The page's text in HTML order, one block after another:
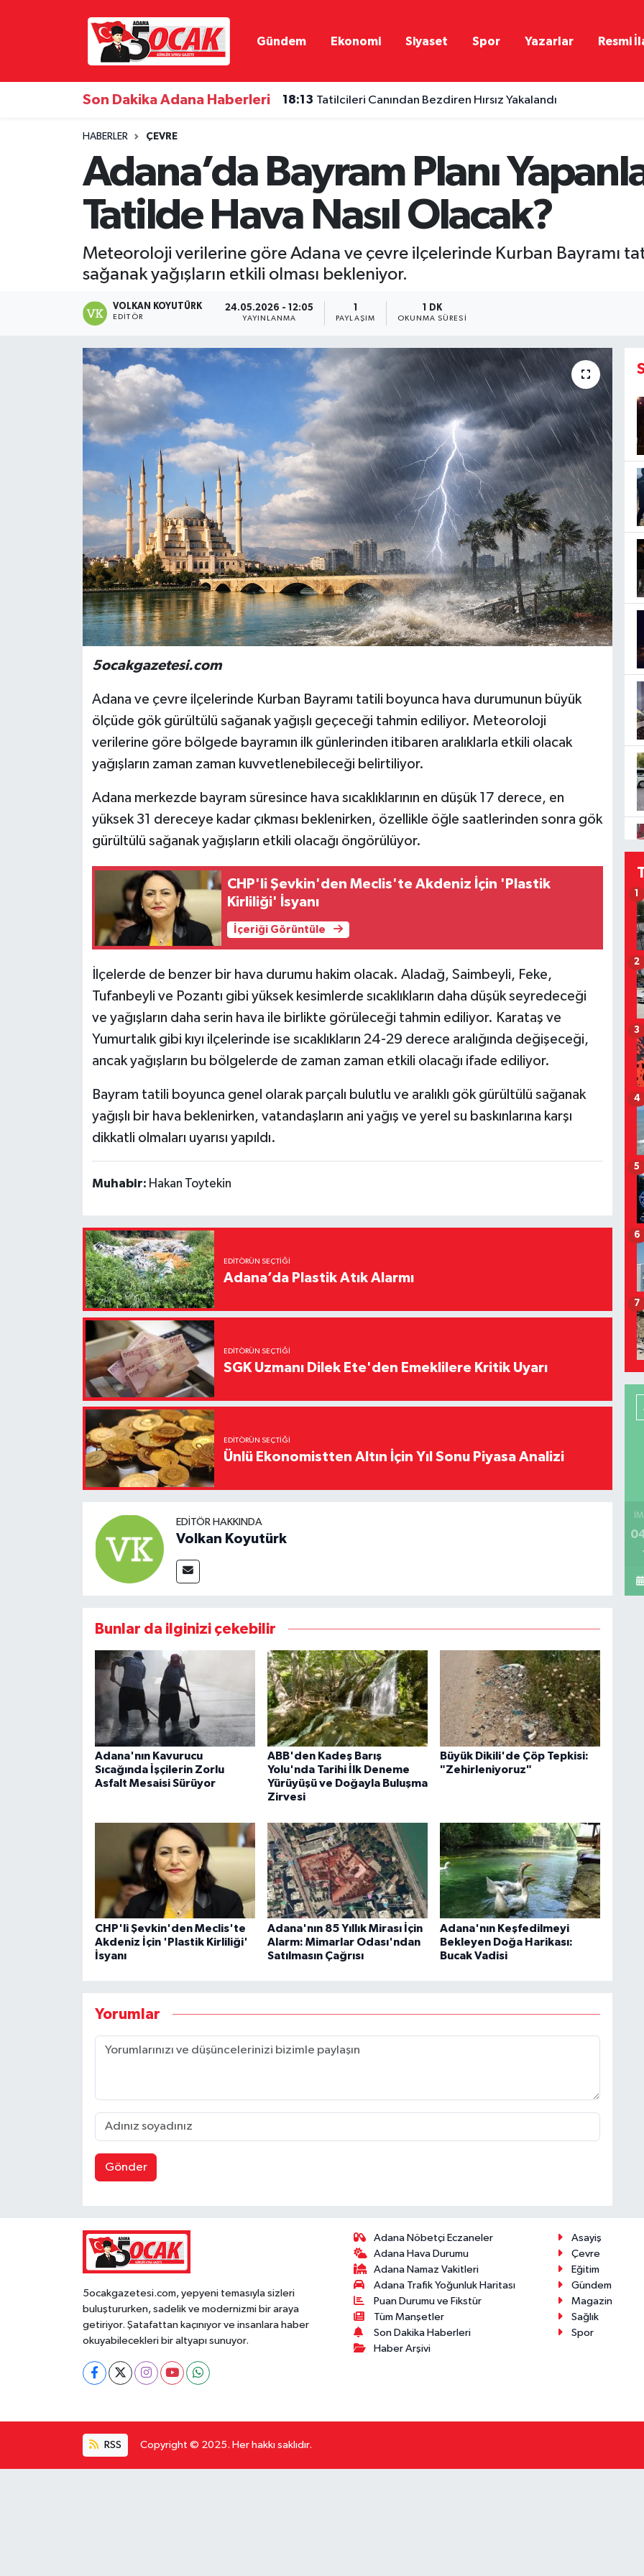
Gündem Ekonomi Siyaset Spor Yazarlar Resmi
Son Dakika Adana Haberleri 18:13 Tatilcileri Canından Bezdiren Hırsız Yakalandı
HABERLER ÇEVRE
Adana’da Bayram Planı
Tatilde Hava Nasıl Olacak?
Meteoroloji verilerine göre Adana ve çevre ilçelerinde Kurban Bayramı
sağanak yağışların etkili olması bekleniyor.
VOLKAN KOYUTÜRK
EDITÖR
24.05.2026 - 12:05
YAYINLANMA PAYLAŞIM
1 DK
OKUNMA SÜRESI
5ocakgazetesi.com
Adana ve çevre ilçelerinde Kurban Bayramı tatili boyunca hava durumunun büyük
ölçüde gök gürültülü sağanak yağışlı geçeceği tahmin ediliyor. Meteoroloji
verilerine göre bölgede bayramın ilk günlerinden itibaren aralıklarla etkili olacak
yağışların zaman zaman kuvvetlenebileceği belirtiliyor.
Adana merkezde bayram süresince hava sıcaklıklarının en düşük 17 derece, en
yüksek 31 dereceye kadar çıkması beklenirken, özellikle öğle saatlerinden sonra gök
gürültülü sağanak yağışların etkili olacağı öngörülüyor.
CHP'li Şevkin'den Meclis'te Akdeniz İçin 'Plastik
Kirliliği' İsyanı
İçeriği Görüntüle
İlçelerde de benzer bir hava durumu hakim olacak. Aladağ, Saimbeyli, Feke,
Tufanbeyli ve Pozantı gibi yüksek kesimlerde sıcaklıkların daha düşük seyredeceği
ve yağışların daha serin hava ile birlikte görüleceği tahmin ediliyor. Karataş ve
Yumurtalık gibi kıyı ilçelerinde ise sıcaklıkların 24-29 derece aralığında değişeceği,
ancak yağışların bu bölgelerde de zaman zaman etkili olacağı ifade ediliyor.
Bayram tatili boyunca genel olarak parçalı bulutlu ve aralıklı gök gürültülü sağanak
yağışlı bir hava beklenirken, vatandaşların ani yağış ve yerel su baskınlarına karşı
dikkatli olmaları uyarısı yapıldı.
Muhabir: Hakan Toytekin
EDITÖRÜN SEÇTIĞI
Adana’da Plastik Atık Alarmı
EDITÖRÜN SEÇTIĞI
SGK Uzmanı Dilek Ete'den Emeklilere Kritik Uyarı
EDITÖRÜN SEÇTIĞI
Ünlü Ekonomistten Altın İçin Yıl Sonu Piyasa Analizi
EDITÖR HAKKINDA
Volkan Koyutürk
Bunlar da ilginizi çekebilir
Adana'nın Kavurucu
Sıcağında İşçilerin Zorlu
Asfalt Mesaisi Sürüyor
ABB'den Kadeş Barış
Yolu'nda Tarihi İlk Deneme
Yürüyüşü ve Doğayla Buluşma
Zirvesi
Büyük Dikili'de Çöp Tepkisi:
"Zehirleniyoruz"
CHP'li Şevkin'den Meclis'te
Akdeniz İçin 'Plastik Kirliliği'
İsyanı
Adana'nın 85 Yıllık Mirası İçin
Alarm: Mimarlar Odası'ndan
Satılmasın Çağrısı
Adana'nın Keşfedilmeyi
Bekleyen Doğa Harikası:
Bucak Vadisi
Yorumlar
Gönder
1
2
3
4
5
6
7
5ocakgazetesi.com, yepyeni temasıyla sizleri
buluştururken, sadelik ve modernizmi bir araya
getiriyor. Şatafattan kaçınıyor ve insanlara haber
okuyabilecekleri bir altyapı sunuyor.
Adana Nöbetçi Eczaneler
Adana Hava Durumu
Adana Namaz Vakitleri
Adana Trafik Yoğunluk Haritası
Puan Durumu ve Fikstür
Tüm Manşetler
Son Dakika Haberleri
Haber Arşivi
Asayiş
Çevre
Eğitim
Gündem
Magazin
Sağlık
Spor
RSS Copyright © 2025. Her hakkı saklıdır.
Gündem
Haber Reklam
Magazin
Resmi İlanlar
Yerel Yönetimler
Yurttan
Adana Nöbetçi Eczaneler
Adana Hava Durumu
Adana Trafik Yoğunluk Haritası
Süper Lig Puan Durumu ve Fikstür
Son Dakika Haberleri
Haber Arşivi